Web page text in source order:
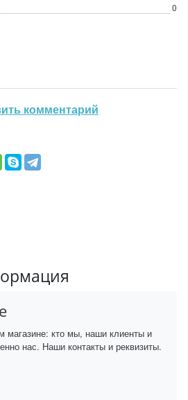
0
комментарий
магазине: кто мы, наши клиенты и
нас. Наши контакты и реквизиты.